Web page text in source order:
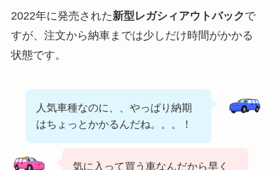
2022年に発売された新型レガシィアウトバックで
すが、注文から納車までは少しだけ時間がかかる
状態です。
人気車種なのに、、やっぱり納期
はちょっとかかるんだね。。。！
気に入って買う車なんだから早く